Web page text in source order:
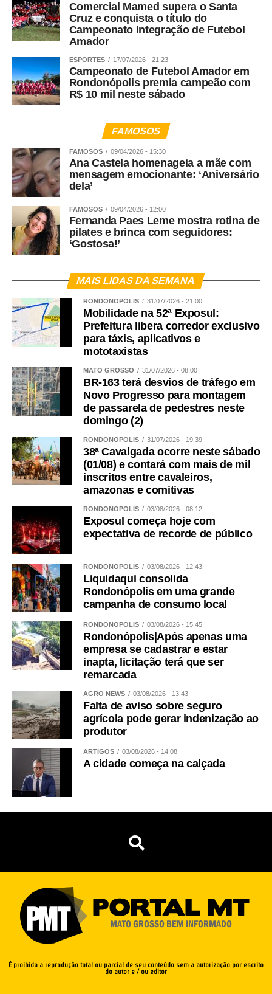
Comercial Mamed supera o Santa
Cruz e conquista o título do
Campeonato Integração de Futebol
Amador
ESPORTES 17/07/2026 - 21:23
Campeonato de Futebol Amador em
Rondonópolis premia campeão com
R$ 10 mil neste sábado
FAMOSOS
FAMOSOS 09/04/2026 - 15:30
Ana Castela homenageia a mãe com
mensagem emocionante: ‘Aniversário
dela’
FAMOSOS 09/04/2026 - 12:00
Fernanda Paes Leme mostra rotina de
pilates e brinca com seguidores:
‘Gostosa!’
MAIS LIDAS DA SEMANA
RONDONÓPOLIS 31/07/2026 - 21:00
Mobilidade na 52ª Exposul:
Prefeitura libera corredor exclusivo
para táxis, aplicativos e
mototaxistas
MATO GROSSO 31/07/2026 - 08:00
BR-163 terá desvios de tráfego em
Novo Progresso para montagem
de passarela de pedestres neste
domingo (2)
RONDONÓPOLIS 31/07/2026 - 19:39
38ª Cavalgada ocorre neste sábado
(01/08) e contará com mais de mil
inscritos entre cavaleiros,
amazonas e comitivas
RONDONÓPOLIS 03/08/2026 - 08:12
Exposul começa hoje com
expectativa de recorde de público
RONDONÓPOLIS 03/08/2026 - 12:43
Liquidaqui consolida
Rondonópolis em uma grande
campanha de consumo local
RONDONÓPOLIS 03/08/2026 - 15:45
Rondonópolis|Após apenas uma
empresa se cadastrar e estar
inapta, licitação terá que ser
remarcada
AGRO NEWS 03/08/2026 - 13:43
Falta de aviso sobre seguro
agrícola pode gerar indenização ao
produtor
ARTIGOS 03/08/2026 - 14:08
A cidade começa na calçada
É proibida a reprodução total ou parcial de seu conteúdo sem a autorização por escrito
do autor e / ou editor